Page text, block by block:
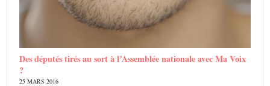
Des députés tirés au sort à l’Assemblée nationale avec Ma Voix
?
25 MARS 2016